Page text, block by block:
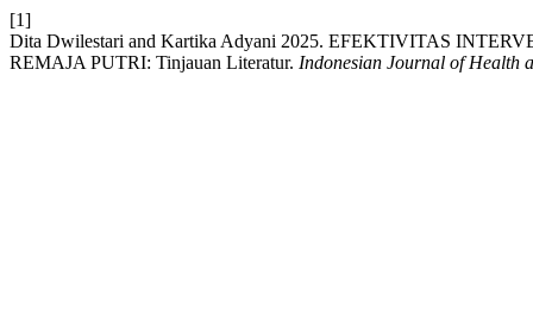
[1]
Dita Dwilestari and Kartika Adyani 2025. EFEKTIVITAS
REMAJA PUTRI: Tinjauan Literatur. Indonesian Journal of Health